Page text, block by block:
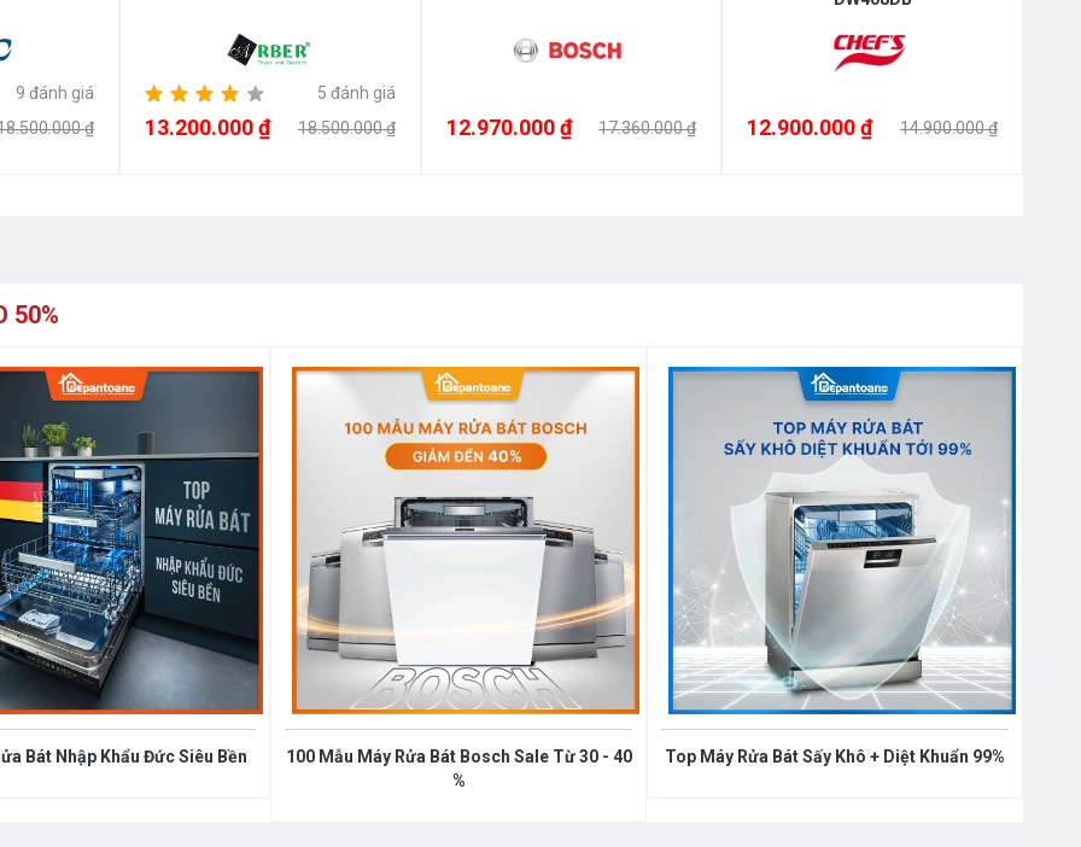
núc với công nghệ tiên tiến.
9 đánh giá
₫
5 đánh giá
13.200.000 ₫ 18.500.000 ₫ 12.970.000 ₫ 17.360.000 ₫ 12.900.000 ₫ 14.900.000 ₫
50%
Bát Nhập Khẩu Đức Siêu Bền
100 Mẫu Máy Rửa Bát Bosch Sale Từ 30 - 40
%
Top Máy Rửa Bát Sấy Khô + Diệt Khuẩn 99%